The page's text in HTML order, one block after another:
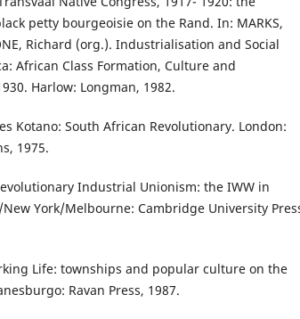
petty bourgeoisie on the Rand. In: MARKS,
Richard (org.). Industrialisation and Social
African Class Formation, Culture and
Harlow: Longman, 1982.
Kotano: South African Revolutionary. London:
1975.
Industrial Unionism: the IWW in
York/Melbourne: Cambridge University
Life: townships and popular culture on the
Ravan Press, 1987.